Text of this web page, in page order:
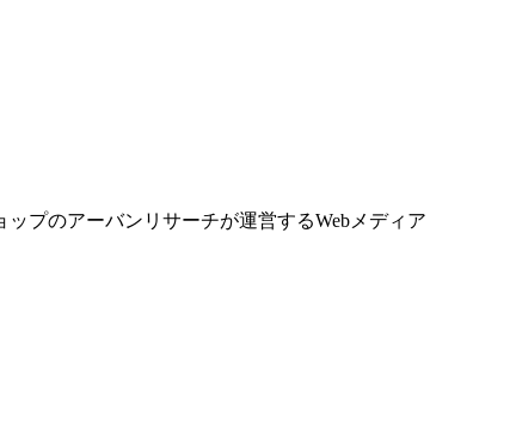
プのアーバンリサーチが運営するWebメディア